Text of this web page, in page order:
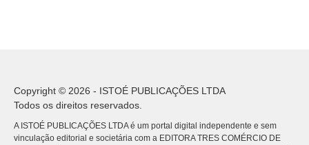
Copyright © 2026 - ISTOÉ PUBLICAÇÕES LTDA
Todos os direitos reservados.
A ISTOÉ PUBLICAÇÕES LTDA é um portal digital independente e sem
vinculação editorial e societária com a EDITORA TRES COMÉRCIO DE